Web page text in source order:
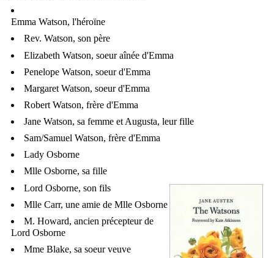
Emma Watson, l'héroïne
Rev. Watson, son père
Elizabeth Watson, soeur aînée d'Emma
Penelope Watson, soeur d'Emma
Margaret Watson, soeur d'Emma
Robert Watson, frère d'Emma
Jane Watson, sa femme et Augusta, leur fille
Sam/Samuel Watson, frère d'Emma
Lady Osborne
Mlle Osborne, sa fille
Lord Osborne, son fils
Mlle Carr, une amie de Mlle Osborne
M. Howard, ancien précepteur de
Lord Osborne
Mme Blake, sa soeur veuve